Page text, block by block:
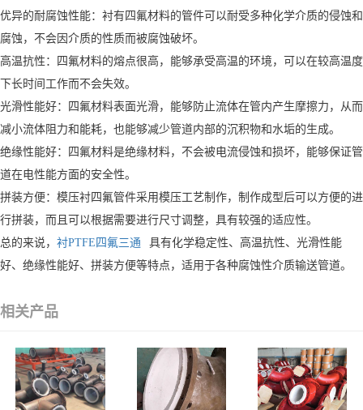
优异的耐腐蚀性能：衬有四氟材料的管件可以耐受多种化学介质的侵蚀和
腐蚀，不会因介质的性质而被腐蚀破坏。
高温抗性：四氟材料的熔点很高，能够承受高温的环境，可以在较高温度
下长时间工作而不会失效。
光滑性能好：四氟材料表面光滑，能够防止流体在管内产生摩擦力，从而
减小流体阻力和能耗，也能够减少管道内部的沉积物和水垢的生成。
绝缘性能好：四氟材料是绝缘材料，不会被电流侵蚀和损坏，能够保证管
道在电性能方面的安全性。
拼装方便：模压衬四氟管件采用模压工艺制作，制作成型后可以方便的进
行拼装，而且可以根据需要进行尺寸调整，具有较强的适应性。
总的来说， 衬PTFE四氟三通
具有化学稳定性、高温抗性、光滑性能
好、绝缘性能好、拼装方便等特点，适用于各种腐蚀性介质输送管道。
相关产品